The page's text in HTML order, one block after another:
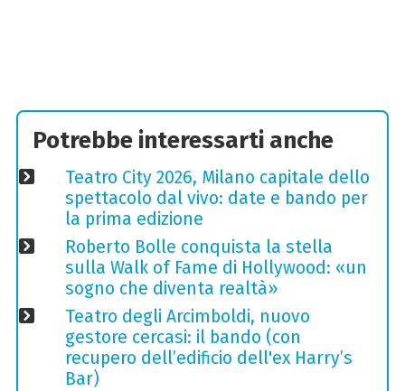
Potrebbe interessarti anche
Teatro City 2026, Milano capitale dello
spettacolo dal vivo: date e bando per
la prima edizione
Roberto Bolle conquista la stella
sulla Walk of Fame di Hollywood: «un
sogno che diventa realtà»
Teatro degli Arcimboldi, nuovo
gestore cercasi: il bando (con
recupero dell’edificio dell'ex Harry’s
Bar)